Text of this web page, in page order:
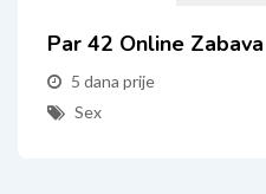
Par 42 Online Zabava
5 dana prije
Sex